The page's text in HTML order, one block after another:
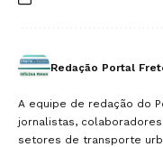
Redação Portal
A equipe de redação do
jornalistas,
setores de transporte